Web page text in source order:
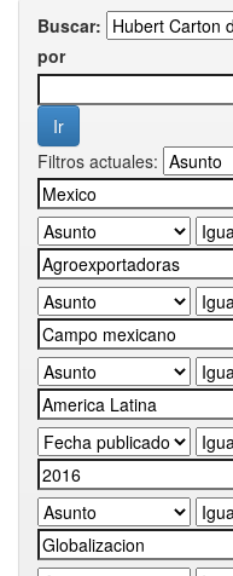
Buscar:
por
Filtros actuales: